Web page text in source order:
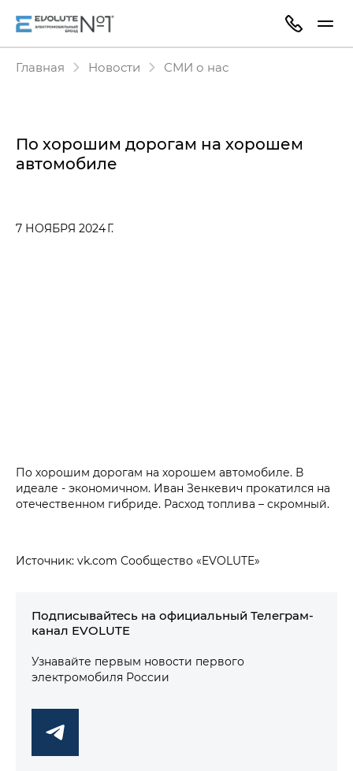
Главная Новости СМИ о нас
По хорошим дорогам на хорошем
автомобиле
7 НОЯБРЯ 2024 Г.
По хорошим дорогам на хорошем автомобиле. В
идеале - экономичном. Иван Зенкевич прокатился на
отечественном гибриде. Расход топлива – скромный.
Источник: vk.com Сообщество «EVOLUTE»
Подписывайтесь на официальный Телеграм-
канал EVOLUTE
Узнавайте первым новости первого
электромобиля России